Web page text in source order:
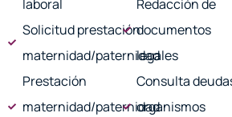
laboral
Solicitud prestación
maternidad/paternidad
Prestación
maternidad/paternidad
Redacción de
documentos
legales
Consulta
organismos